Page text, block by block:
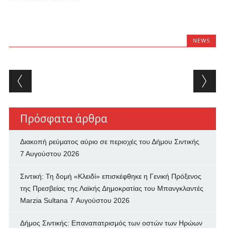
NEWS
Post navigation
Πρόσφατα άρθρα
Διακοπή ρεύματος αύριο σε περιοχές του Δήμου Σιντικής
7 Αυγούστου 2026
Σιντική: Τη δομή «Κλειδί» επισκέφθηκε η Γενική Πρόξενος
της Πρεσβείας της Λαϊκής Δημοκρατίας του Μπανγκλαντές
Marzia Sultana 7 Αυγούστου 2026
Δήμος Σιντικής: Επαναπατρισμός των oστών των Ηρώων